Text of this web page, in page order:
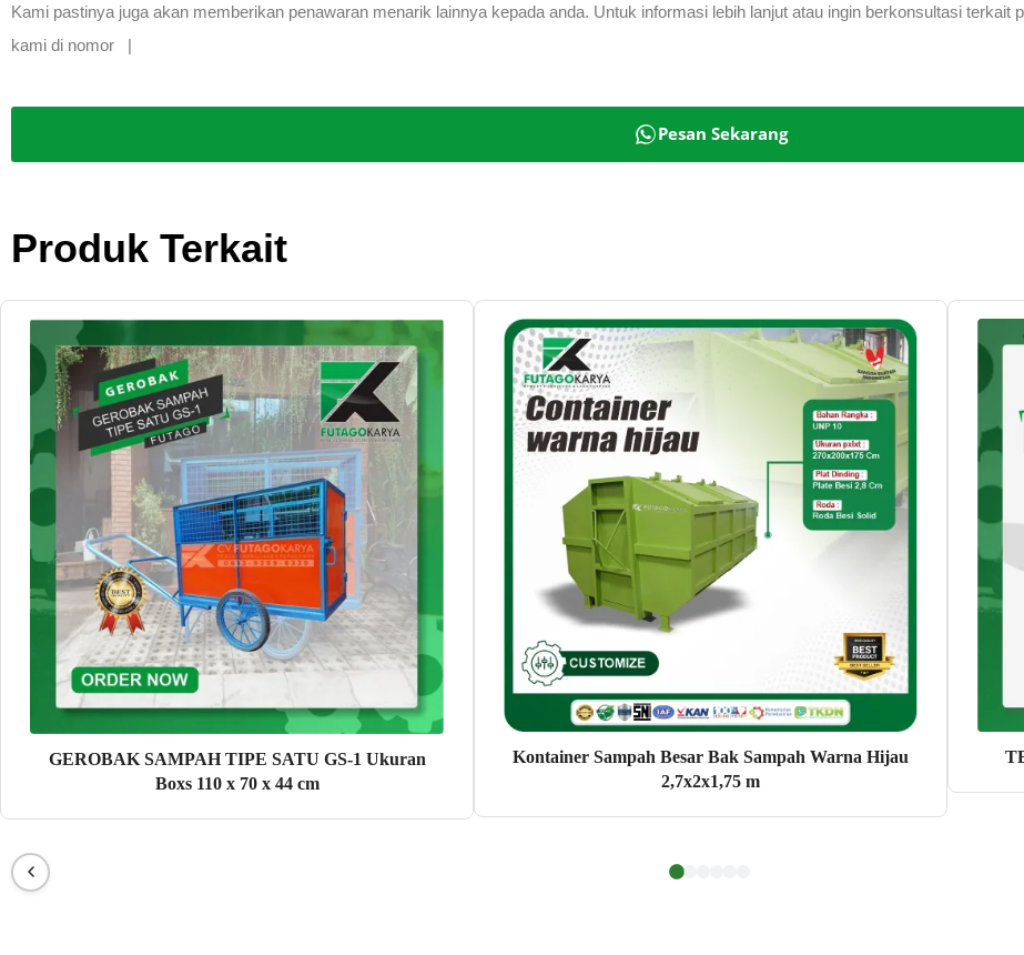
Kami pastinya juga akan memberikan penawaran menarik lainnya kepada anda. Untuk informasi lebih lanjut atau ingin berkonsultasi terkait
kami di nomor |
Pesan Sekarang
Produk Terkait
GEROBAK SAMPAH TIPE SATU GS-1 Ukuran
Boxs 110 x 70 x 44 cm
Kontainer Sampah Besar Bak Sampah Warna Hijau
2,7x2x1,75 m